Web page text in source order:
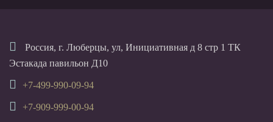
Россия, г. Люберцы, ул, Инициативная д 8 стр 1 ТК
Эстакада павильон Д10
+7-499-990-09-94
+7-909-999-00-94